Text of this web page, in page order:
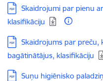
Lejupielādēt:
Skaidrojumi par pienu
klasifikāciju
Lejupielādēt:
Skaidrojums par preču,
bagātinātājus, klasifikāciju
Lejupielādēt:
Suņu higiēnisko